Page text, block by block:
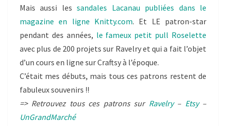
Mais aussi lessandales Lacanau publiées dans le
magazine en ligne Knitty.com. Et LE patron-star
pendant des années, le fameux petit pull Roselette
avec plus de 200 projets sur Ravelry et qui a fait l’objet
d’un cours en ligne sur Craftsy à l’époque.
C’était mes débuts, mais tous ces patrons restent de
fabuleux souvenirs !!
=> Retrouvez tous ces patrons sur Ravelry– Etsy–
UnGrandMarché